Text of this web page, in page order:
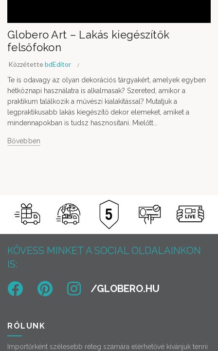
Globero Art – Lakás kiegészítők
felsőfokon
KözzétettebdEditor
Te is odavagy az olyan dekorációs tárgyakért, amelyek egyben
hétköznapi használatra is alkalmasak? Szereted, amikor a
praktikum találkozik a művészi kialakítással? Mutatjuk a
legpraktikusabb lakás kiegészítő dekor elemeket, amiket a
mindennapokban is tudsz hasznosítani. Mielőtt...
Bővebben
KÖVESS MINKET A SOCIAL OLDALAINKON
IS:
RÓLUNK
Importőrként szélesebb réteg számára elérhetővé kívánjuk tenni